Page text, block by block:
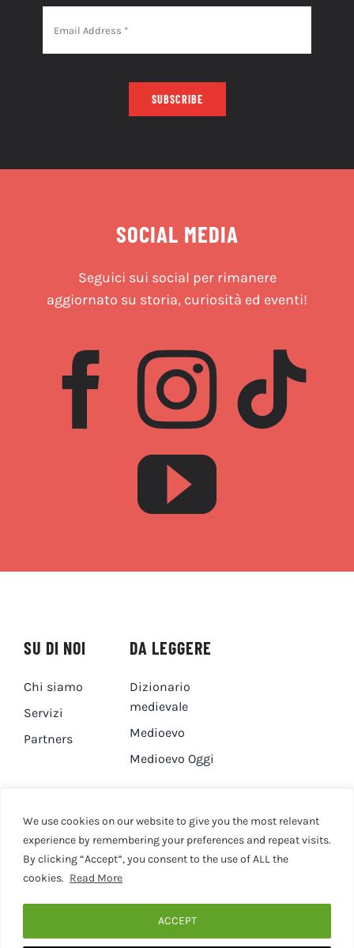
We use cookies on our website to give you the most relevant
experience by remembering your preferences and repeat visits.
By clicking “Accept”, you consent to the use of ALL the
cookies. Read More
ACCEPT
SUBSCRIBE
SOCIAL MEDIA
Seguici sui social per rimanere
aggiornato su storia, curiosità ed eventi!
SU DI NOI
Chi siamo
Servizi
Partners
DA LEGGERE
Dizionario
medievale
Medioevo
Medioevo Oggi
DA GUARDARE
Canale YouTube
CONTATTI
Contatti